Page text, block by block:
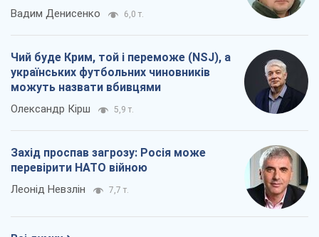
Вадим Денисенко 6,0 т.
Чий буде Крим, той і переможе (NSJ), а
українських футбольних чиновників
можуть назвати вбивцями
Олександр Кірш 5,9 т.
Захід проспав загрозу: Росія може
перевірити НАТО війною
Леонід Невзлін 7,7 т.